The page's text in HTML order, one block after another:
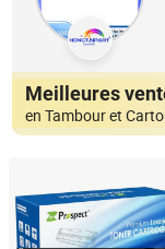
en Tambour et
Prospect Image
Guangdong,